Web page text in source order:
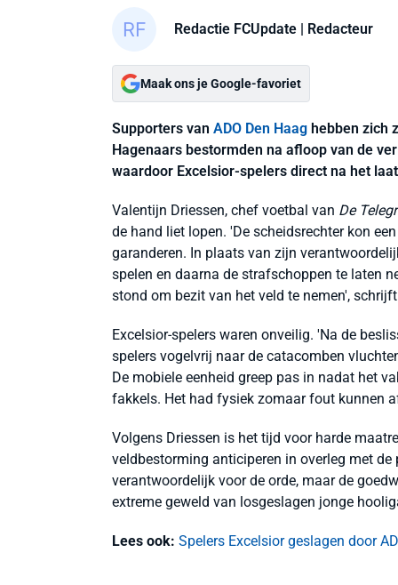
Redactie FCUpdate | Redacteur
Maak ons je Google-favoriet
Supporters van ADO Den Haag hebben zich
Hagenaars bestormden na afloop van de
waardoor Excelsior-spelers direct na het
Valentijn Driessen, chef voetbal van De
de hand liet lopen. 'De scheidsrechter kon
garanderen. In plaats van zijn
spelen en daarna de strafschoppen te laten
stond om bezit van het veld te nemen',
Excelsior-spelers waren onveilig. 'Na de
spelers vogelvrij naar de catacomben
De mobiele eenheid greep pas in nadat het
fakkels. Het had fysiek zomaar fout kunnen
Volgens Driessen is het tijd voor harde
veldbestorming anticiperen in overleg met
verantwoordelijk voor de orde, maar de
extreme geweld van losgeslagen jonge
Lees ook: Spelers Excelsior geslagen door